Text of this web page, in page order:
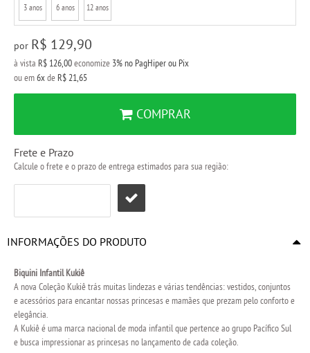
3 anos 6 anos 12 anos
por R$ 129,90
à vista R$ 126,00economize 3%no PagHiper ou Pix
ou em6xde R$ 21,65
COMPRAR
Frete e Prazo
Calcule o frete e o prazo de entrega estimados para sua região:
INFORMAÇÕES DO PRODUTO
Biquini Infantil Kukiê
A nova Coleção Kukiê trás muitas lindezas e várias tendências: vestidos, conjuntos
e acessórios para encantar nossas princesas e mamães que prezam pelo conforto e
elegância.
A Kukiê é uma marca nacional de moda infantil que pertence ao grupo Pacífico Sul
e busca impressionar as princesas no lançamento de cada coleção.